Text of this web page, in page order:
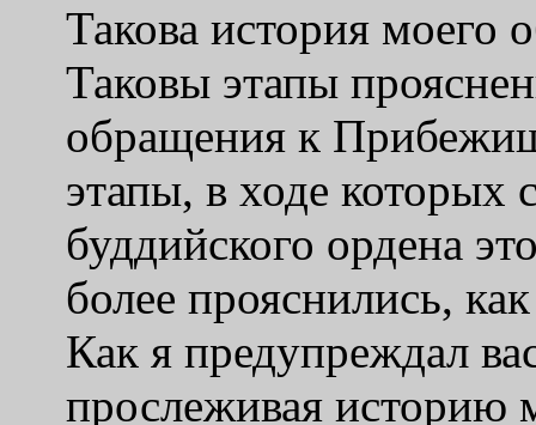
Такова история
Таковы этапы
обращения к
этапы, в ходе которых
буддийского ордена
более прояснились,
Как я предупреждал
прослеживая историю